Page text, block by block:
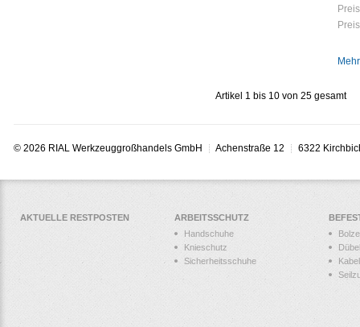
Artikel 1 bis 10 von 25 gesamt
© 2026 RIAL Werkzeuggroßhandels GmbH Achenstraße 12 6322
AKTUELLE RESTPOSTEN
ARBEITSSCHUTZ
Handschuhe
Knieschutz
Sicherheitsschuhe
Dübel